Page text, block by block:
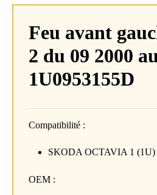
Feu avant
2 du 09 2000
1U0953155D
Compatibilité :
SKODA OCTAVIA 1 (1U)
OEM :